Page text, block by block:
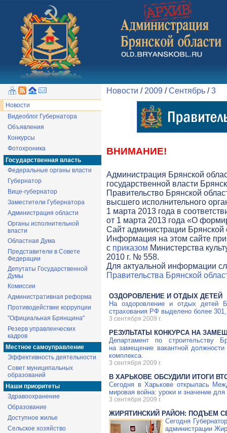
Новости
Видеоблог Губернатора
Объявления
Конкурсы
Фотохроника
Государственная власть
Федеральные органы власти
Губернатор
Вице-губернатор
Заместители Губернатора
Администрация области
Органы исполнительной
власти
Областная Дума
Представители в Совете
Федерации
Депутаты Государственной
Думы
Комиссии
Административная реформа
Противодействие коррупции
"Официальная Брянщина"
Резерв управленческих
кадров
Местное самоуправление
Эффективность деятельности
Совет муниципальных
образований
Наши приоритеты
Здравоохранение
Образование
Доступное жилье
Сельское хозяйство
Новости / 2009 /Сентябрь /3
ВНИМАНИЕ!
Администрация Брянской
государственной власти
Правительство Брянской
высшего исполнительного
1 марта 2013 года в
от 1 марта 2013 года «О
Cайт администрации Брянской
Информация на этом сайте
с приказом Министерства
2010 г. № 558.
Для актуальной информации
Правительства Брянской
ОЗДОРОВЛЕНИЕ И ОТДЫХ ДЕТЕЙ
На оздоровление и отдых детей
страхования РФ выделено более
3 сентября 2009 г.
РЕЗУЛЬТАТЫ КОНКУРСА НА
Департамент по строительству
на замещение вакантной должности
комплекса.
3 сентября 2009 г.
В ХАРЬКОВЕ ОБСУДИЛИ ИТОГИ
Сегодня в Харькове открылась
мировая война: уроки и значение
3 сентября 2009 г.
ЖИРЯТИНСКИЙ РАЙОН: ПОДЪЕМ
Сегодня
администрации